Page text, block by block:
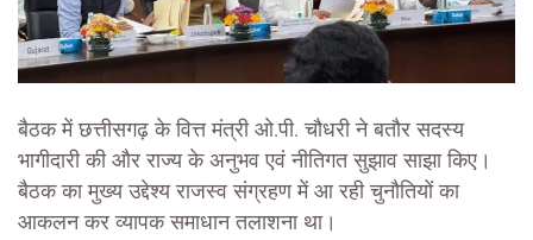
बैठक में छत्तीसगढ़ के वित्त मंत्री ओ.पी. चौधरी ने बतौर सदस्य
भागीदारी की और राज्य के अनुभव एवं नीतिगत सुझाव साझा किए।
बैठक का मुख्य उद्देश्य राजस्व संग्रहण में आ रही चुनौतियों का
आकलन कर व्यापक समाधान तलाशना था।